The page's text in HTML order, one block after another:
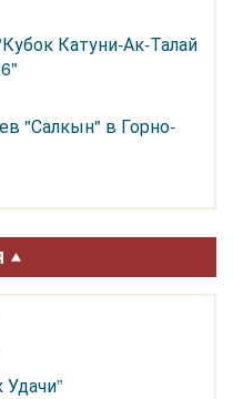
Катуни-Ак-Талай
"Салкын" в Горно-